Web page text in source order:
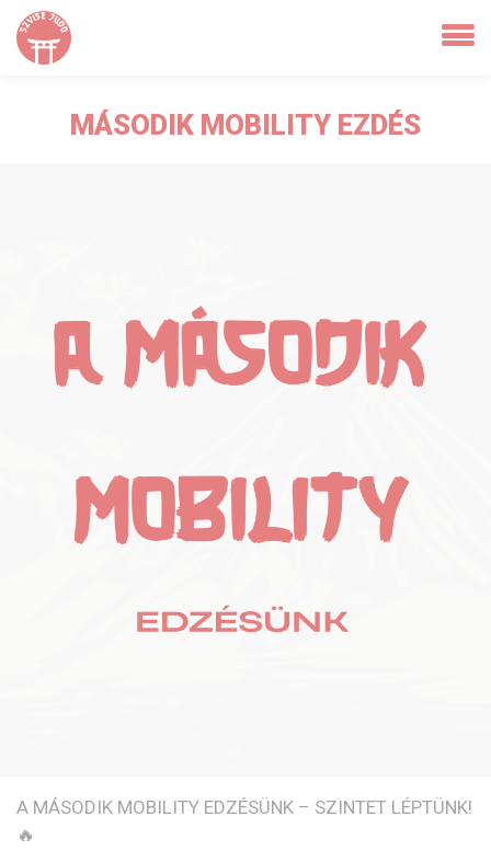
MÁSODIK MOBILITY EZDÉS
A MÁSODIK MOBILITY EDZÉSÜNK – SZINTET LÉPTÜNK!
🔥